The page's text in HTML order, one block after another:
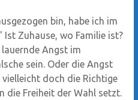
bin, habe ich im
Ist Zuhause, wo Familie ist?
lauernde Angst im
sein. Oder die Angst
doch die Richtige
die Freiheit der Wahl setzt.